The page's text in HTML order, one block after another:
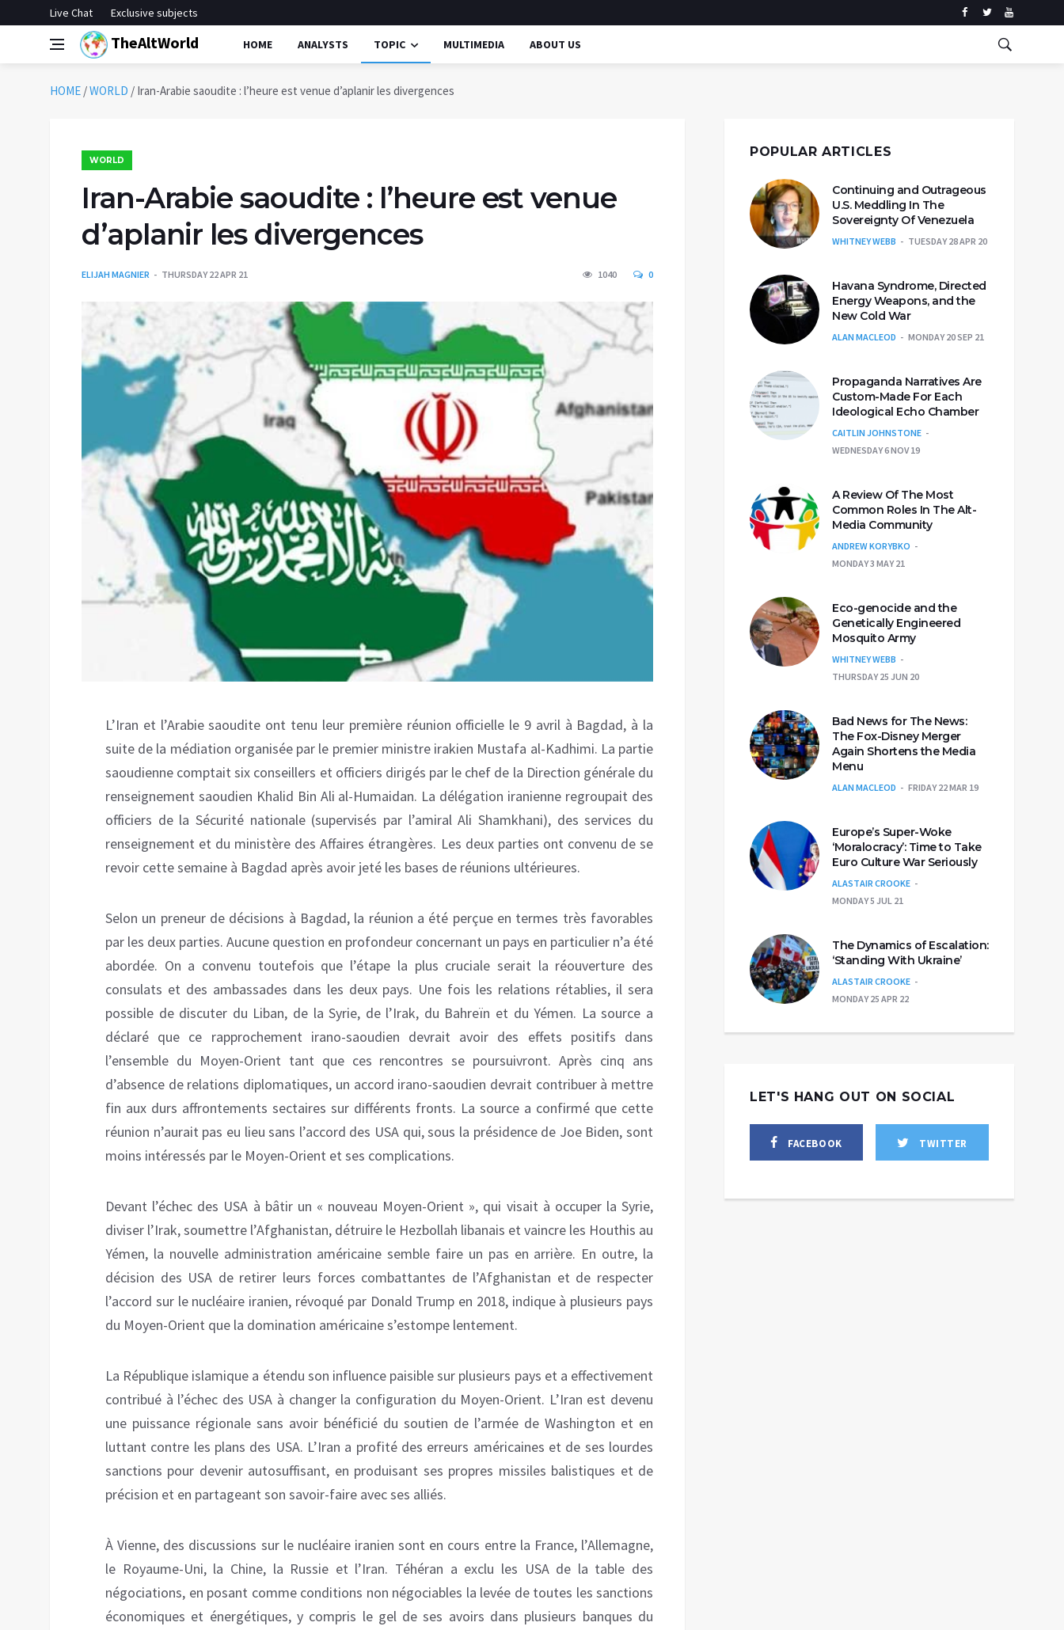
Live Chat Exclusive subjects
TheAltWorld HOME ANALYSTS TOPIC MULTIMEDIA ABOUT US
HOME /WORLD / Iran-Arabie saoudite : l’heure est venue d’aplanir les divergences
WORLD
Iran-Arabie saoudite : l’heure est venue
d’aplanir les divergences
ELIJAH MAGNIER THURSDAY 22 APR 21 1040 0
L’Iran et l’Arabie saoudite ont tenu leur première réunion officielle le 9 avril à Bagdad, à la
suite de la médiation organisée par le premier ministre irakien Mustafa al-Kadhimi. La partie
saoudienne comptait six conseillers et officiers dirigés par le chef de la Direction générale du
renseignement saoudien Khalid Bin Ali al-Humaidan. La délégation iranienne regroupait des
officiers de la Sécurité nationale (supervisés par l’amiral Ali Shamkhani), des services du
renseignement et du ministère des Affaires étrangères. Les deux parties ont convenu de se
revoir cette semaine à Bagdad après avoir jeté les bases de réunions ultérieures.
Selon un preneur de décisions à Bagdad, la réunion a été perçue en termes très favorables
par les deux parties. Aucune question en profondeur concernant un pays en particulier n’a été
abordée. On a convenu toutefois que l’étape la plus cruciale serait la réouverture des
consulats et des ambassades dans les deux pays. Une fois les relations rétablies, il sera
possible de discuter du Liban, de la Syrie, de l’Irak, du Bahreïn et du Yémen. La source a
déclaré que ce rapprochement irano-saoudien devrait avoir des effets positifs dans
l’ensemble du Moyen-Orient tant que ces rencontres se poursuivront. Après cinq ans
d’absence de relations diplomatiques, un accord irano-saoudien devrait contribuer à mettre
fin aux durs affrontements sectaires sur différents fronts. La source a confirmé que cette
réunion n’aurait pas eu lieu sans l’accord des USA qui, sous la présidence de Joe Biden, sont
moins intéressés par le Moyen-Orient et ses complications.
Devant l’échec des USA à bâtir un « nouveau Moyen-Orient », qui visait à occuper la Syrie,
diviser l’Irak, soumettre l’Afghanistan, détruire le Hezbollah libanais et vaincre les Houthis au
Yémen, la nouvelle administration américaine semble faire un pas en arrière. En outre, la
décision des USA de retirer leurs forces combattantes de l’Afghanistan et de respecter
l’accord sur le nucléaire iranien, révoqué par Donald Trump en 2018, indique à plusieurs pays
du Moyen-Orient que la domination américaine s’estompe lentement.
La République islamique a étendu son influence paisible sur plusieurs pays et a effectivement
contribué à l’échec des USA à changer la configuration du Moyen-Orient. L’Iran est devenu
une puissance régionale sans avoir bénéficié du soutien de l’armée de Washington et en
luttant contre les plans des USA. L’Iran a profité des erreurs américaines et de ses lourdes
sanctions pour devenir autosuffisant, en produisant ses propres missiles balistiques et de
précision et en partageant son savoir-faire avec ses alliés.
À Vienne, des discussions sur le nucléaire iranien sont en cours entre la France, l’Allemagne,
le Royaume-Uni, la Chine, la Russie et l’Iran. Téhéran a exclu les USA de la table des
négociations, en posant comme conditions non négociables la levée de toutes les sanctions
économiques et énergétiques, y compris le gel de ses avoirs dans plusieurs banques du
POPULAR ARTICLES
Continuing and Outrageous
U.S. Meddling In The
Sovereignty Of Venezuela
WHITNEY WEBB TUESDAY 28 APR 20
Havana Syndrome, Directed
Energy Weapons, and the
New Cold War
ALAN MACLEOD MONDAY 20 SEP 21
Propaganda Narratives Are
Custom-Made For Each
Ideological Echo Chamber
CAITLIN JOHNSTONE
WEDNESDAY 6 NOV 19
A Review Of The Most
Common Roles In The Alt-
Media Community
ANDREW KORYBKO
MONDAY 3 MAY 21
Eco-genocide and the
Genetically Engineered
Mosquito Army
WHITNEY WEBB
THURSDAY 25 JUN 20
Bad News for The News:
The Fox-Disney Merger
Again Shortens the Media
Menu
ALAN MACLEOD FRIDAY 22 MAR 19
Europe’s Super-Woke
‘Moralocracy’: Time to Take
Euro Culture War Seriously
ALASTAIR CROOKE
MONDAY 5 JUL 21
The Dynamics of Escalation:
‘Standing With Ukraine’
ALASTAIR CROOKE
MONDAY 25 APR 22
LET'S HANG OUT ON SOCIAL
FACEBOOK TWITTER